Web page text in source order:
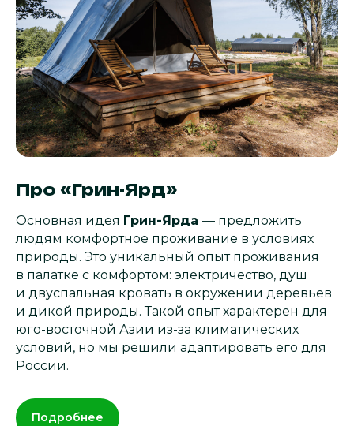
Про «Грин-Ярд»
Основная идея Грин-Ярда — предложить
людям комфортное проживание в условиях
природы. Это уникальный опыт проживания
в палатке с комфортом: электричество, душ
и двуспальная кровать в окружении деревьев
и дикой природы. Такой опыт характерен для
юго-восточной Азии из-за климатических
условий, но мы решили адаптировать его для
России.
Подробнее